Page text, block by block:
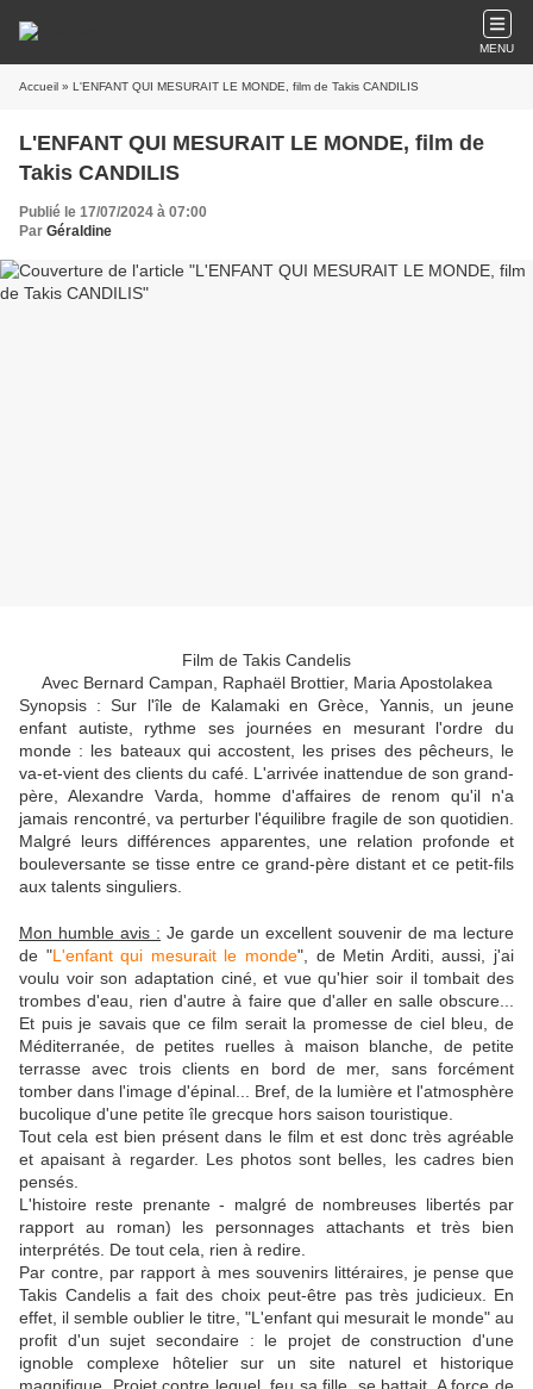
MENU
Accueil » L'ENFANT QUI MESURAIT LE MONDE, film de Takis CANDILIS
L'ENFANT QUI MESURAIT LE MONDE, film de
Takis CANDILIS
Publié le 17/07/2024 à 07:00
Par Géraldine
Film de Takis Candelis
Avec Bernard Campan, Raphaël Brottier, Maria Apostolakea
Synopsis :Sur l'île de Kalamaki en Grèce, Yannis, un jeune
enfant autiste, rythme ses journées en mesurant l'ordre du
monde : les bateaux qui accostent, les prises des pêcheurs, le
va-et-vient des clients du café. L'arrivée inattendue de son grand-
père, Alexandre Varda, homme d'affaires de renom qu'il n'a
jamais rencontré, va perturber l'équilibre fragile de son quotidien.
Malgré leurs différences apparentes, une relation profonde et
bouleversante se tisse entre ce grand-père distant et ce petit-fils
aux talents singuliers.
Mon humble avis : Je garde un excellent souvenir de ma lecture
de "L'enfant qui mesurait le monde", de Metin Arditi, aussi, j'ai
voulu voir son adaptation ciné, et vue qu'hier soir il tombait des
trombes d'eau, rien d'autre à faire que d'aller en salle obscure...
Et puis je savais que ce film serait la promesse de ciel bleu, de
Méditerranée, de petites ruelles à maison blanche, de petite
terrasse avec trois clients en bord de mer, sans forcément
tomber dans l'image d'épinal... Bref, de la lumière et l'atmosphère
bucolique d'une petite île grecque hors saison touristique.
Tout cela est bien présent dans le film et est donc très agréable
et apaisant à regarder. Les photos sont belles, les cadres bien
pensés.
L'histoire reste prenante - malgré de nombreuses libertés par
rapport au roman) les personnages attachants et très bien
interprétés. De tout cela, rien à redire.
Par contre, par rapport à mes souvenirs littéraires, je pense que
Takis Candelis a fait des choix peut-être pas très judicieux. En
effet, il semble oublier le titre, "L'enfant qui mesurait le monde" au
profit d'un sujet secondaire : le projet de construction d'une
ignoble complexe hôtelier sur un site naturel et historique